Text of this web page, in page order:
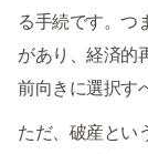
る手続です。つ
があり、経済的
前向きに選択す
ただ、破産とい